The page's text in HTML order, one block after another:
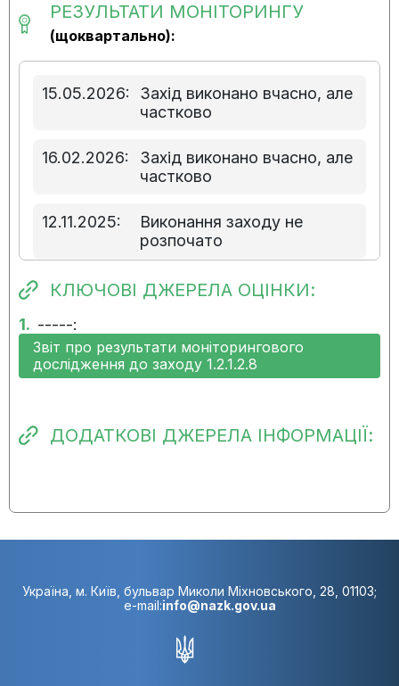
РЕЗУЛЬТАТИ МОНІТОРИНГУ
(щоквартально):
15.05.2026:
Захід виконано вчасно, але
частково
16.02.2026:
Захід виконано вчасно, але
частково
12.11.2025:
Виконання заходу не
розпочато
08.08.2025:
Виконання заходу не
розпочато
24.04.2025: Виконання заходу не
розпочато
розпочато
КЛЮЧОВІ ДЖЕРЕЛА ОЦІНКИ:
1. -----:
Звіт про результати моніторингового
дослідження до заходу 1.2.1.2.8
ДОДАТКОВІ ДЖЕРЕЛА ІНФОРМАЦІЇ:
Україна, м. Київ, бульвар Миколи Міхновського, 28, 01103;
e-mail:info@nazk.gov.ua